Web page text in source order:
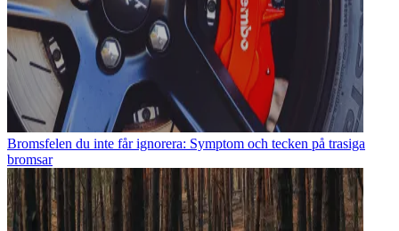
Bromsfelen du inte får ignorera: Symptom och tecken på trasiga
bromsar